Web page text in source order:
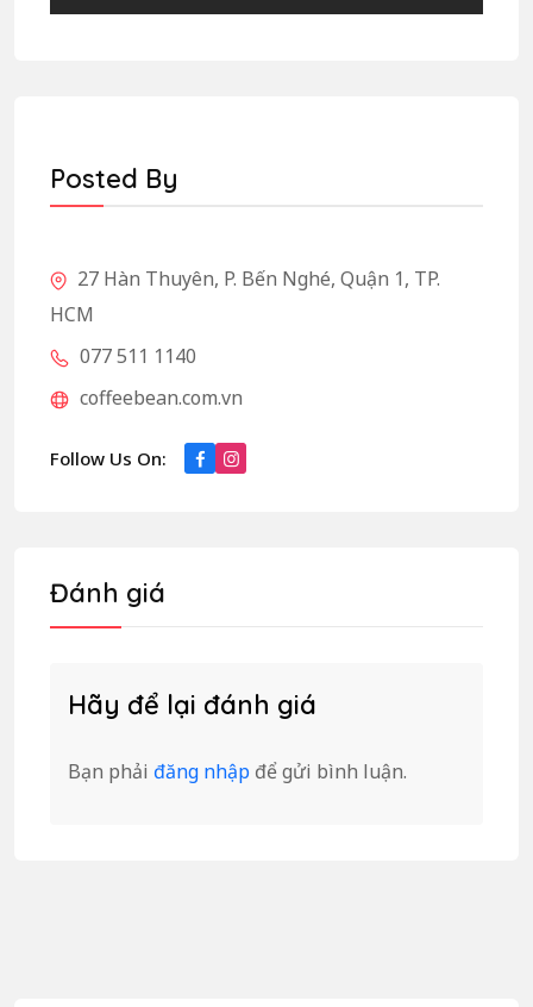
Posted By
27 Hàn Thuyên, P. Bến Nghé, Quận 1, TP.
HCM
077 511 1140
coffeebean.com.vn
Follow Us On:
Đánh giá
Hãy để lại đánh giá
Bạn phải đăng nhập để gửi bình luận.